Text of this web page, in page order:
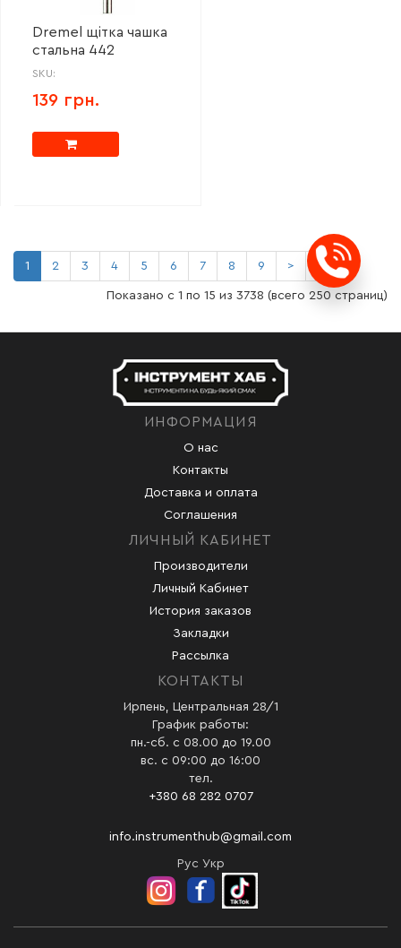
Dremel щітка чашка
стальна 442
SKU:
139 грн.
1 2 3 4 5 6 7 8 9 > >|
Показано с 1 по 15 из 3738 (всего 250 страниц)
ИНФОРМАЦИЯ
О нас
Контакты
Доставка и оплата
Соглашения
ЛИЧНЫЙ КАБИНЕТ
Производители
Личный Кабинет
История заказов
Закладки
Рассылка
КОНТАКТЫ
Ирпень, Центральная 28/1
График работы:
пн.-сб. с 08.00 до 19.00
вс. с 09:00 до 16:00
тел.
+380 68 282 0707
info.instrumenthub@gmail.com
Рус Укр